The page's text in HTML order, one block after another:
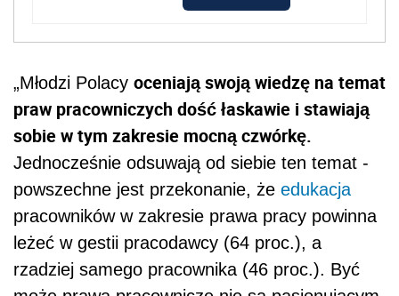
„Młodzi Polacy oceniają swoją wiedzę na temat
praw pracowniczych dość łaskawie i stawiają
sobie w tym zakresie mocną czwórkę.
Jednocześnie odsuwają od siebie ten temat -
powszechne jest przekonanie, że edukacja
pracowników w zakresie prawa pracy powinna
leżeć w gestii pracodawcy (64 proc.), a
rzadziej samego pracownika (46 proc.). Być